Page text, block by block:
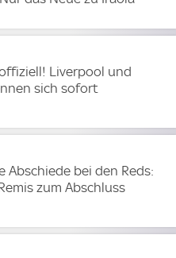
Liverpool und
sich sofort
Abschiede bei den Reds:
zum Abschluss